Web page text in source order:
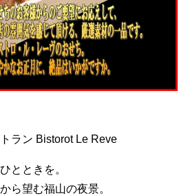
ラン Bistorot Le Reve
とときを。
ら望む福山の夜景。